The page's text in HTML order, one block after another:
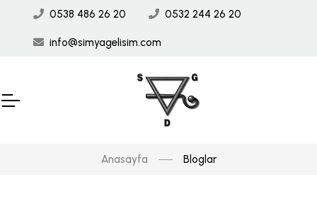
0538 486 26 20 0532 244 26 20
info@simyagelisim.com
Anasayfa Bloglar